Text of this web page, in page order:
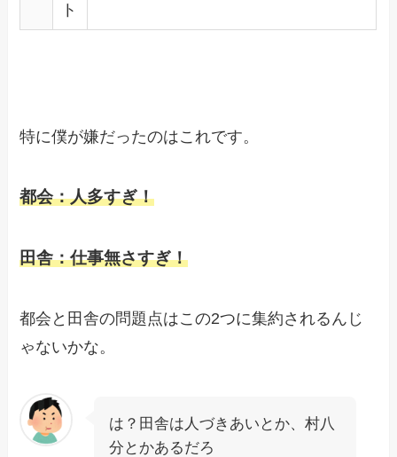
ト
特に僕が嫌だったのはこれです。
都会：人多すぎ！
田舎：仕事無さすぎ！
都会と田舎の問題点はこの2つに集約されるんじ
ゃないかな。
は？田舎は人づきあいとか、村八
分とかあるだろ